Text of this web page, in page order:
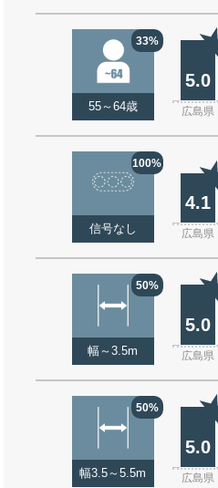
33%
55～64歳
5.0
広島県
100%
信号なし
4.1
広島県
50%
幅～3.5m
5.0
広島県
50%
幅3.5～5.5m
5.0
広島県